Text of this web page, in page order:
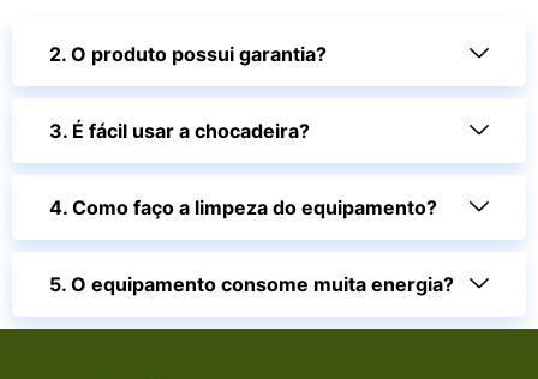
2. O produto possui garantia?
3. É fácil usar a chocadeira?
4. Como faço a limpeza do equipamento?
5. O equipamento consome muita energia?